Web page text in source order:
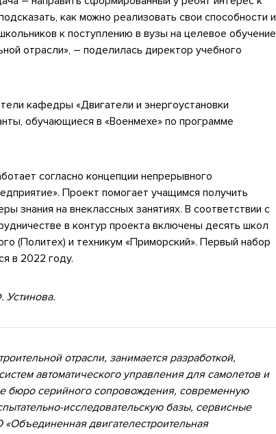
как можно реализовать свои способности и
к поступлению в вузы на целевое обучение
отрасли», – поделилась директор учебного
кафедры «Двигатели и энергоустановки
обучающиеся в «Военмехе» по программе
согласно концепции непрерывного
Проект помогает учащимся получить
знания на внеклассных занятиях. В соответствии с
в контур проекта включены десять школ
(Политех) и техникум «Приморский». Первый набор
в 2022 году.
Устинова.
отрасли, занимается разработкой,
автоматического управления для самолетов и
бюро серийного сопровождения, современную
исследовательскую базы, сервисные
двигателестроительная